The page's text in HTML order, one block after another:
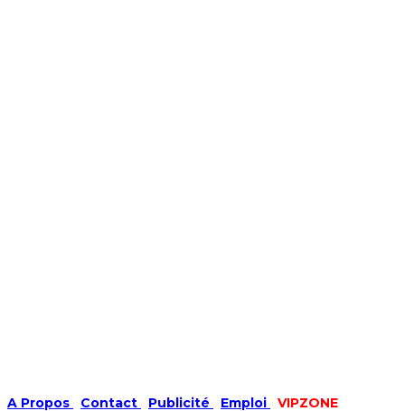
A Propos Contact Publicité Emploi
VIPZONE